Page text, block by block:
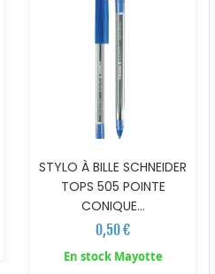
STYLO À BILLE SCHNEIDER
TOPS 505 POINTE
CONIQUE...
0,50 €
En stock Mayotte